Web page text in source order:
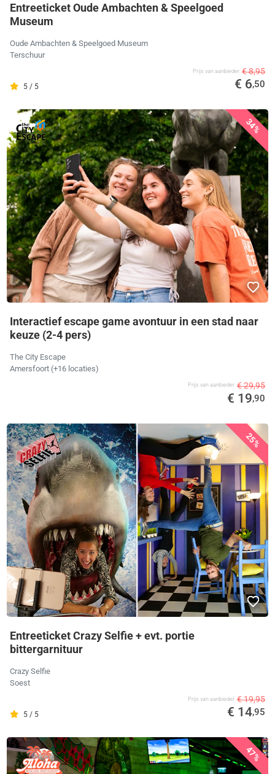
Entreeticket Oude Ambachten & Speelgoed
Museum
Oude Ambachten & Speelgoed Museum
Terschuur
5 / 5
Prijs van aanbieder € 8,95
€ 6,50
34%
Interactief escape game avontuur in een stad naar
keuze (2-4 pers)
The City Escape
Amersfoort (+16 locaties)
Prijs van aanbieder € 29,95
€ 19,90
25%
Entreeticket Crazy Selfie + evt. portie
bittergarnituur
Crazy Selfie
Soest
5 / 5
Prijs van aanbieder € 19,95
€ 14,95
47%